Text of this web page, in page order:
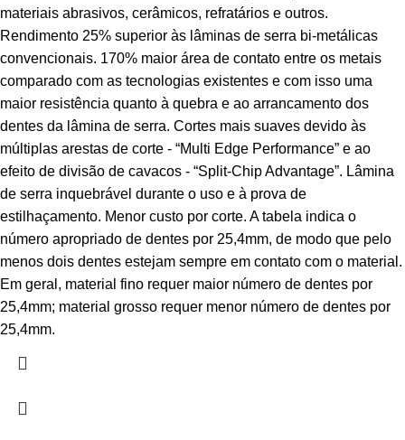
materiais abrasivos, cerâmicos, refratários e outros.
Rendimento 25% superior às lâminas de serra bi-metálicas
convencionais. 170% maior área de contato entre os metais
comparado com as tecnologias existentes e com isso uma
maior resistência quanto à quebra e ao arrancamento dos
dentes da lâmina de serra. Cortes mais suaves devido às
múltiplas arestas de corte - “Multi Edge Performance” e ao
efeito de divisão de cavacos - “Split-Chip Advantage”. Lâmina
de serra inquebrável durante o uso e à prova de
estilhaçamento. Menor custo por corte. A tabela indica o
número apropriado de dentes por 25,4mm, de modo que pelo
menos dois dentes estejam sempre em contato com o material.
Em geral, material fino requer maior número de dentes por
25,4mm; material grosso requer menor número de dentes por
25,4mm.